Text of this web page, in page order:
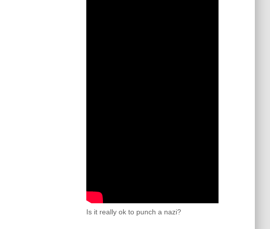
Is it really ok to punch a nazi?